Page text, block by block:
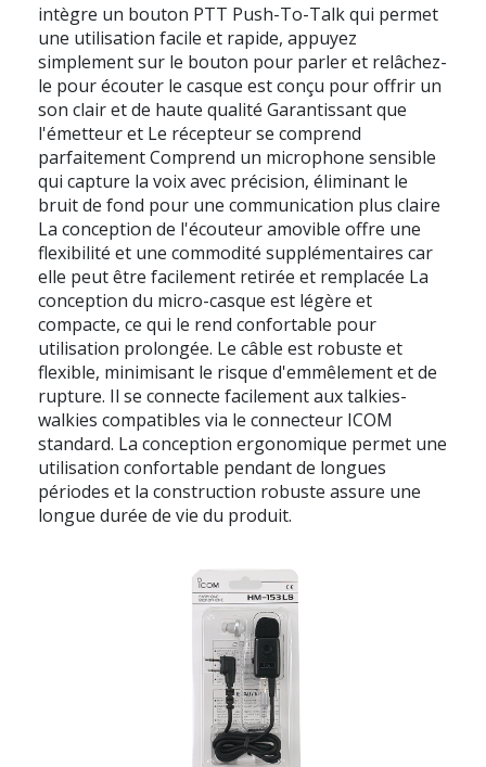
intègre un bouton PTT Push-To-Talk qui permet
une utilisation facile et rapide, appuyez
simplement sur le bouton pour parler et relâchez-
le pour écouter le casque est conçu pour offrir un
son clair et de haute qualité Garantissant que
l'émetteur et Le récepteur se comprend
parfaitement Comprend un microphone sensible
qui capture la voix avec précision, éliminant le
bruit de fond pour une communication plus claire
La conception de l'écouteur amovible offre une
flexibilité et une commodité supplémentaires car
elle peut être facilement retirée et remplacée La
conception du micro-casque est légère et
compacte, ce qui le rend confortable pour
utilisation prolongée. Le câble est robuste et
flexible, minimisant le risque d'emmêlement et de
rupture. Il se connecte facilement aux talkies-
walkies compatibles via le connecteur ICOM
standard. La conception ergonomique permet une
utilisation confortable pendant de longues
périodes et la construction robuste assure une
longue durée de vie du produit.